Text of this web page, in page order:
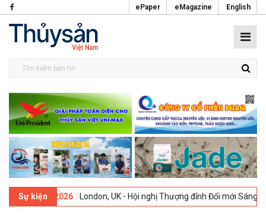
ePaper eMagazine English
Sự kiện
02-2026 London, UK - Hội nghị Thượng đỉnh Đổi mới Sáng tạo